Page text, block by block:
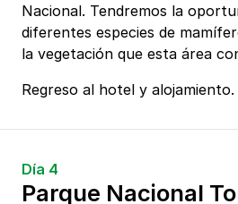
Nacional. Tendremos la
diferentes especies de
la vegetación que esta área
Regreso al hotel y alojamiento.
Día 4
Parque Nacional